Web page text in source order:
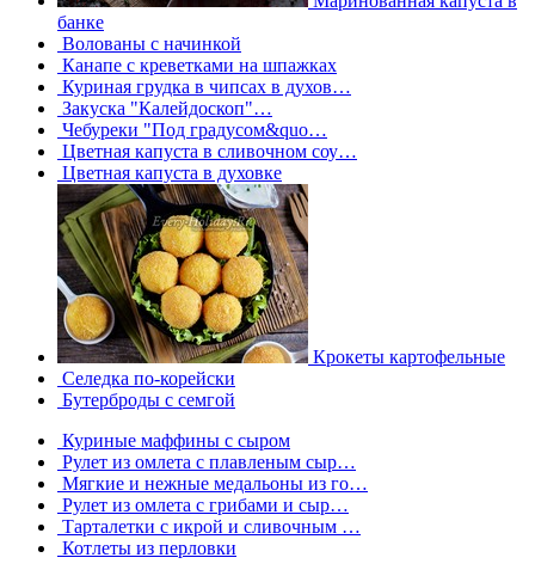
банке
Волованы с начинкой
Канапе с креветками на шпажках
Куриная грудка в чипсах в духов…
Закуска "Калейдоскоп"…
Чебуреки "Под градусом&quo…
Цветная капуста в сливочном соу…
Цветная капуста в духовке
Крокеты картофельные
Селедка по-корейски
Бутерброды с семгой
Куриные маффины с сыром
Рулет из омлета с плавленым сыр…
Мягкие и нежные медальоны из го…
Рулет из омлета с грибами и сыр…
Тарталетки с икрой и сливочным …
Котлеты из перловки